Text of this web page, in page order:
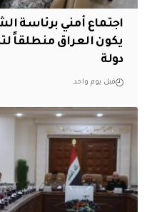
اجتماع أمني برئاسة
يكون العراق منطلقاً
دولة
قبل يوم واحد